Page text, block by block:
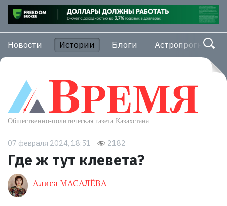
Новости Истории Блоги Астропрогноз
07 февраля 2024, 18:51 2182
Где ж тут клевета?
Алиса МАСАЛЁВА